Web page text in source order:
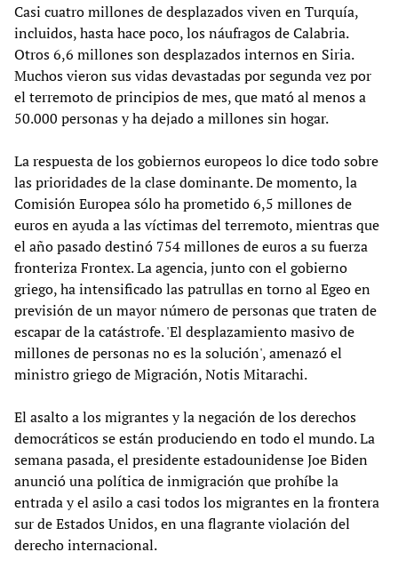
Casi cuatro millones de desplazados viven en Turquía,
incluidos, hasta hace poco, los náufragos de Calabria.
Otros 6,6 millones son desplazados internos en Siria.
Muchos vieron sus vidas devastadas por segunda vez por
el terremoto de principios de mes, que mató al menos a
50.000 personas y ha dejado a millones sin hogar.
La respuesta de los gobiernos europeos lo dice todo sobre
las prioridades de la clase dominante. De momento, la
Comisión Europea sólo ha prometido 6,5 millones de
euros en ayuda a las víctimas del terremoto, mientras que
el año pasado destinó 754 millones de euros a su fuerza
fronteriza Frontex. La agencia, junto con el gobierno
griego, ha intensificado las patrullas en torno al Egeo en
previsión de un mayor número de personas que traten de
escapar de la catástrofe. 'El desplazamiento masivo de
millones de personas no es la solución', amenazó el
ministro griego de Migración, Notis Mitarachi.
El asalto a los migrantes y la negación de los derechos
democráticos se están produciendo en todo el mundo. La
semana pasada, el presidente estadounidense Joe Biden
anunció una política de inmigración que prohíbe la
entrada y el asilo a casi todos los migrantes en la frontera
sur de Estados Unidos, en una flagrante violación del
derecho internacional.